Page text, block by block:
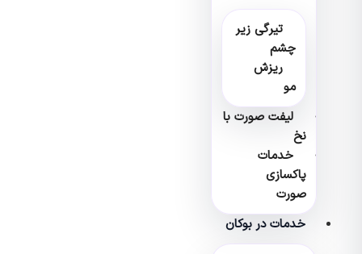
تیرگی زیر
چشم
ریزش
مو
لیفت صورت با
نخ
خدمات
پاکسازی
صورت
خدمات در بوکان